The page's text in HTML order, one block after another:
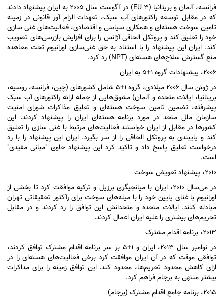
فرانسه، آلمان و بریتانیا (EU ۳) در آگوست سال ۲۰۰۵ به ایران پیشنهاد دادند
که در مقابل توسعه راکتور‌های آب سبک، تعهدات الزام آور قانونی در زمینه
تامین سوخت هسته‌ای و همکاری سیاسی و اقتصادی، فعالیت‌های غنی سازی
خود را تعلیق کند و پروتکل الحاقی آژانس را برای افزایش بازرسی‌های تصویب
کند. ایران این پیشنهاد را با استناد به حق غنی‌سازی اورانیوم تحت معاهده
منع گسترش سلاح‌های هسته‌ای (NPT) رد کرد.
۲۰۰۶، پیشنهادات گروه ۱+۵ به ایران
در ژوئن سال ۲۰۰۶ میلادی، گروه ۱+۵ شامل کشور‌های (چین، فرانسه، روسیه،
بریتانیا، ایالات متحده و آلمان) مشوق‌هایی از جمله ارائه راکتور‌های آب سبک
پیشرفته، تضمین تامین سوخت هسته‌ای و تعلیق مذاکرات شورای امنیت
سازمان ملل متحد در مورد برنامه هسته‌ای ایران را پیشنهاد کردند. این
کشور‌ها در مقابل از ایران خواستند فعالیت‌های مرتبط با غنی سازی را تعلیق
کند و پایبندی به پروتکل الحاقی را از سر بگیرد. ایران این پیشنهاد را با رد
درخواست تعلیق پاسخ داد و تاکید کرد این پیشنهاد حاوی "مبانی مفیدی"
است.
۲۰۱۰، پیشنهاد تعویض سوخت
در می‌سال ۲۰۱۰، ایران با میانجیگری برزیل و ترکیه موافقت کرد تا بخشی از
اورانیوم با غنای پایین خود را با میله‌های سوخت برای رآکتور تحقیقاتی تهران
مبادله کنند. ایالات متحده و متحدانش این توافق را رد کردند و در مقابل
تحریم‌های بیشتری را علیه ایران اعمال کردند.
۲۰۱۳، برنامه اقدام مشترک
در نوامبر سال ۲۰۱۳، ایران و ۱+۵ بر سر برنامه اقدام مشترک توافق کردند،
توافقی موقت که در آن ایران موافقت کرد برخی فعالیت‌های هسته‌ای را در
ازای کاهش محدود تحریم‌ها، محدود کند. این توافق زمینه را برای مذاکرات
بیشتر منتهی به برجام فراهم کرد.
۲۰۱۵، برنامه جامع اقدام مشترک (برجام)